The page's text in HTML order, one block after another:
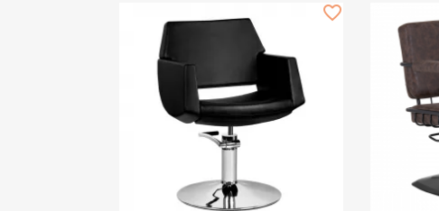
favorite_border